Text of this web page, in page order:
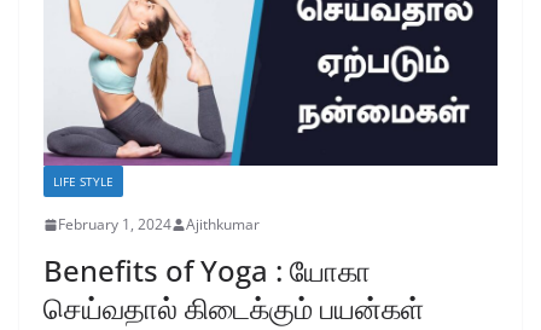
LIFE STYLE
February 1, 2024 Ajithkumar
Benefits of Yoga : யோகா
செய்வதால் கிடைக்கும் பயன்கள்